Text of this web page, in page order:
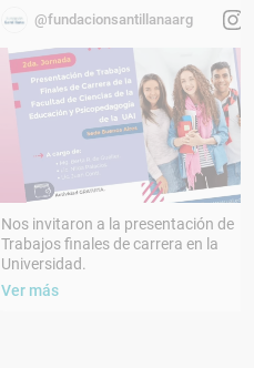
@fundacionsantillanaarg
Nos invitaron a la presentación de
Trabajos finales de carrera en la
Universidad.
Ver más